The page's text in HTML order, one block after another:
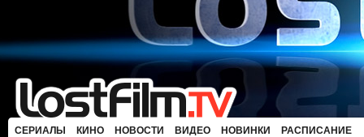
СЕРИАЛЫ КИНО НОВОСТИ ВИДЕО НОВИНКИ РАСПИСАНИЕ